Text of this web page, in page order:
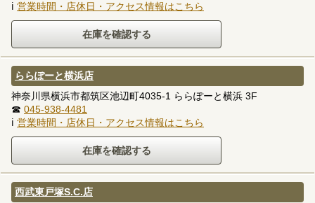
ℹ 営業時間・店休日・アクセス情報はこちら
ららぽーと横浜店
神奈川県横浜市都筑区池辺町4035-1 ららぽーと横浜 3F
☎ 045-938-4481
ℹ 営業時間・店休日・アクセス情報はこちら
西武東戸塚S.C.店